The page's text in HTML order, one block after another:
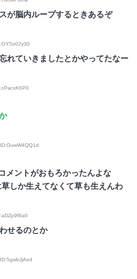
が脳内ループするときあるぞ
れていきましたとかやってたなー
メントがおもろかったんよな
しか生えてなくて草も生えんわ
せるのとか